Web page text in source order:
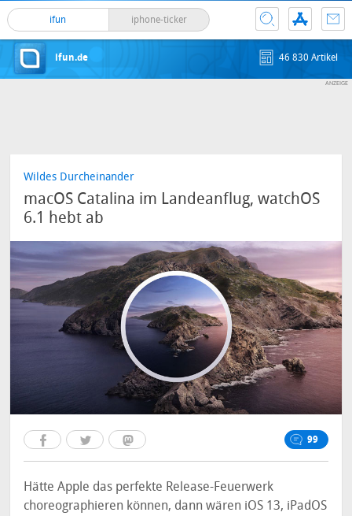
ifun iphone-ticker
ifun.de 46 830 Artikel
Wildes Durcheinander
macOS Catalina im Landeanflug, watchOS
6.1 hebt ab
99
Hätte Apple das perfekte Release-Feuerwerk
choreographieren können, dann wären iOS 13, iPadOS